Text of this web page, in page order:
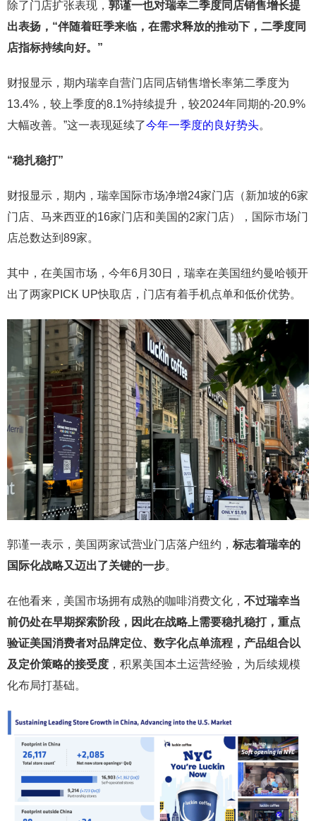
除了门店扩张表现， 郭谨一也对瑞幸二季度同店销售增长提
出表扬，“伴随着旺季来临，在需求释放的推动下， 二季度同
店指标持续向好。”
财报显示，期内瑞幸自营门店同店销售增长率第二季度为
13.4%，较上季度的8.1%持续提升，较2024年同期的-20.9%
大幅改善。”这一表现延续了今年一季度的良好势头。
“稳扎稳打”
财报显示，期内，瑞幸国际市场净增24家门店（新加坡的6家
门店、马来西亚的16家门店和美国的2家门店），国际市场门
店总数达到89家。
其中，在美国市场，今年6月30日，瑞幸在美国纽约曼哈顿开
出了两家PICK UP快取店，门店有着手机点单和低价优势。
郭谨一表示，美国两家试营业门店落户纽约， 标志着瑞幸的
国际化战略又迈出了关键的一步。
在他看来，美国市场拥有成熟的咖啡消费文化， 不过瑞幸当
前仍处在早期探索阶段，因此在战略上需要稳扎稳打，重点
验证美国消费者对品牌定位、数字化点单流程，产品组合以
及定价策略的接受度 ，积累美国本土运营经验，为后续规模
化布局打基础。